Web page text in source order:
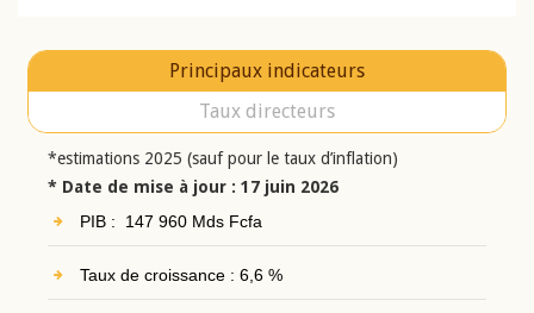
Principaux indicateurs
Taux directeurs
*estimations 2025 (sauf pour le taux d’inflation)
* Date de mise à jour : 17 juin 2026
PIB : 147 960 Mds Fcfa
Taux de croissance : 6,6 %